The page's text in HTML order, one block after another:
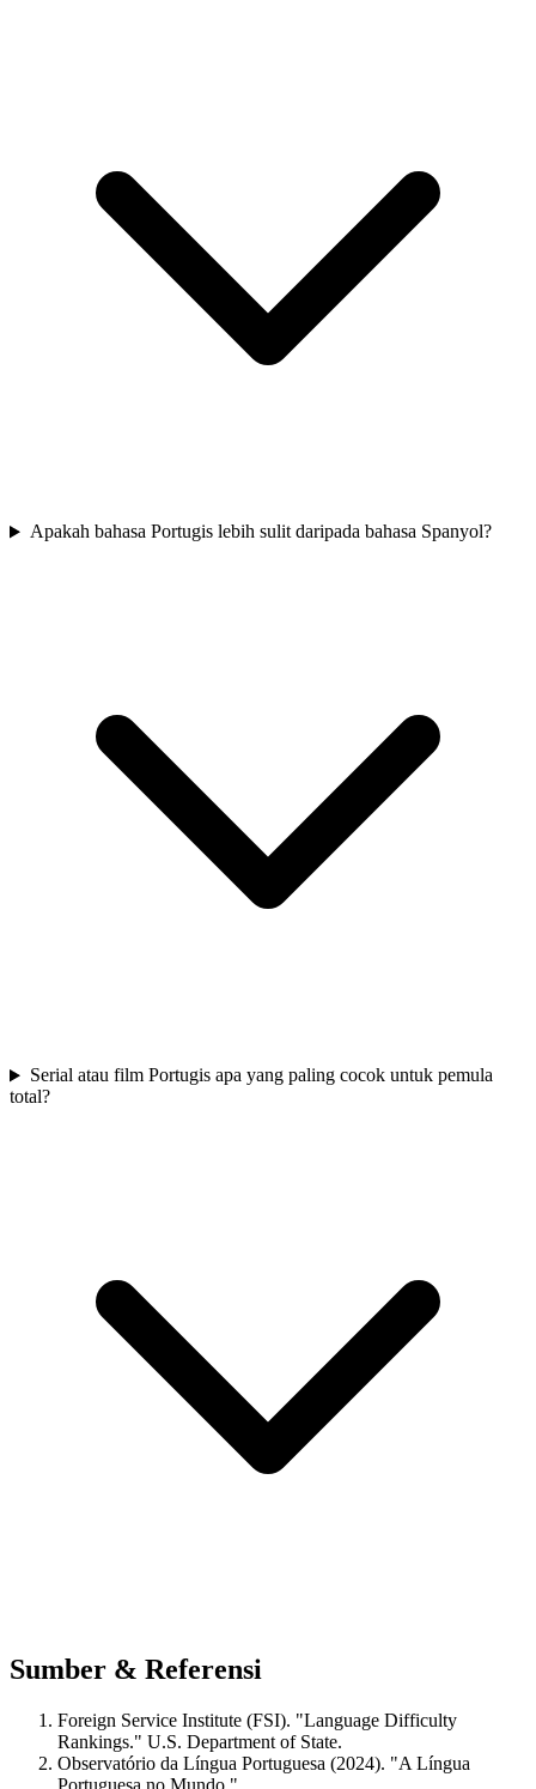
Apakah bahasa Portugis lebih sulit daripada bahasa Spanyol?
Serial atau film Portugis apa yang paling cocok untuk pemula
total?
Sumber & Referensi
Foreign Service Institute (FSI). "Language Difficulty
Rankings." U.S. Department of State.
Observatório da Língua Portuguesa (2024). "A Língua